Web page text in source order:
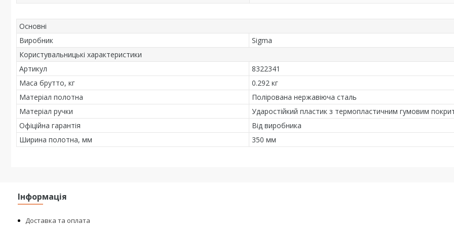
Основні
Виробник
Sigma
Користувальницькі характеристики
Артикул
8322341
Маса брутто, кг
0.292 кг
Матеріал полотна
Полірована нержавіюча сталь
Матеріал ручки
Ударостійкий пластик з термопластичним гумовим
Офіційна гарантія
Від виробника
Ширина полотна, мм
350 мм
Інформація
Доставка та оплата